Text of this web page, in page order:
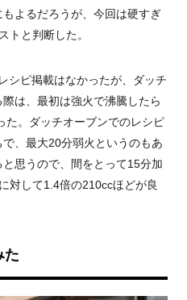
よるだろうが、今回は硬すぎ
トと判断した。
シピ掲載はなかったが、ダッチ
は、最初は強火で沸騰したら
た。ダッチオーブンでのレシピ
、最大20分弱火というのもあ
思うので、間をとって15分加
対して1.4倍の210ccほどが良
た